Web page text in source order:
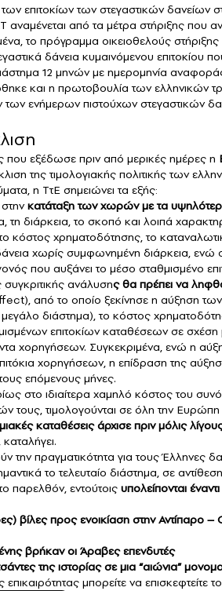
επιτοκίων των στεγαστικών
αναμένεται από τα μέτρα στήριξης που
το πρόγραμμα οικειοθελούς
δάνεια κυμαινόμενου επιτοκίου
12 μηνών με ημερομηνία
και η πρωτοβουλία των ελληνικών
ενήμερων πιστούχων στεγαστικών
που εξέδωσε πριν από μερικές ημέρες η
της τιμολογιακής πολιτικής των
η ΤτΕ σημειώνει τα εξής:
κατάταξη των χωρών με τα
διάρκεια, το σκοπό και λοιπά
κόστος χρηματοδότησης, το
χωρίς συμφωνημένη διάρκεια, ενώ
που αυξάνει το μέσο σταθμισμένο
ανάλυσης θα πρέπει να
από το οποίο ξεκίνησε η αύξηση
διάστημα), το κόστος
επιτοκίων καταθέσεων σε
χορηγήσεων. Συγκεκριμένα, ενώ η
χορηγήσεων, η επίδραση της
επόμενους μήνες.
στο ιδιαίτερα χαμηλό κόστος του
τους, τιμολογούνται σε όλη την
καταθέσεις άρχισε πριν μόλις
πραγματικότητα για τους Έλληνες
το τελευταίο διάστημα, σε
παρελθόν, εντούτοις υπολείπονται
βίλες προς ενοικίαση στην Αντίπαρο
βρήκαν οι Άραβες επενδυτές
της ιστορίας σε μια “αιώνια”
επικαιρότητας μπορείτε να επισκεφτείτε το